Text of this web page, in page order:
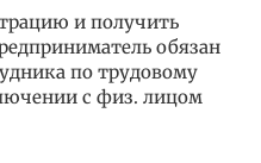
и получить
обязан
по трудовому
с физ. лицом